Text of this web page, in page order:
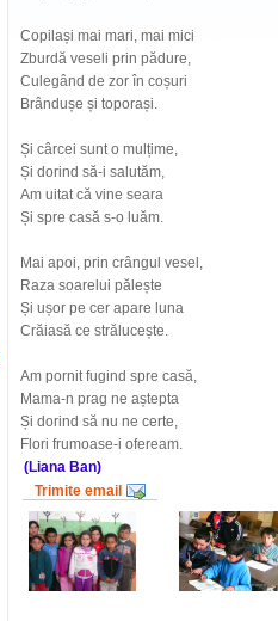
Copilași mai mari, mai mici
Zburdă veseli prin pădure,
Culegând de zor în coșuri
Brândușe și toporași.
Și cârcei sunt o mulțime,
Și dorind să-i salutăm,
Am uitat că vine seara
Și spre casă s-o luăm.
Mai apoi, prin crângul vesel,
Raza soarelui pălește
Și ușor pe cer apare luna
Crăiasă ce strălucește.
Am pornit fugind spre casă,
Mama-n prag ne aștepta
Și dorind să nu ne certe,
Flori frumoase-i ofeream.
(Liana Ban)
Trimite email